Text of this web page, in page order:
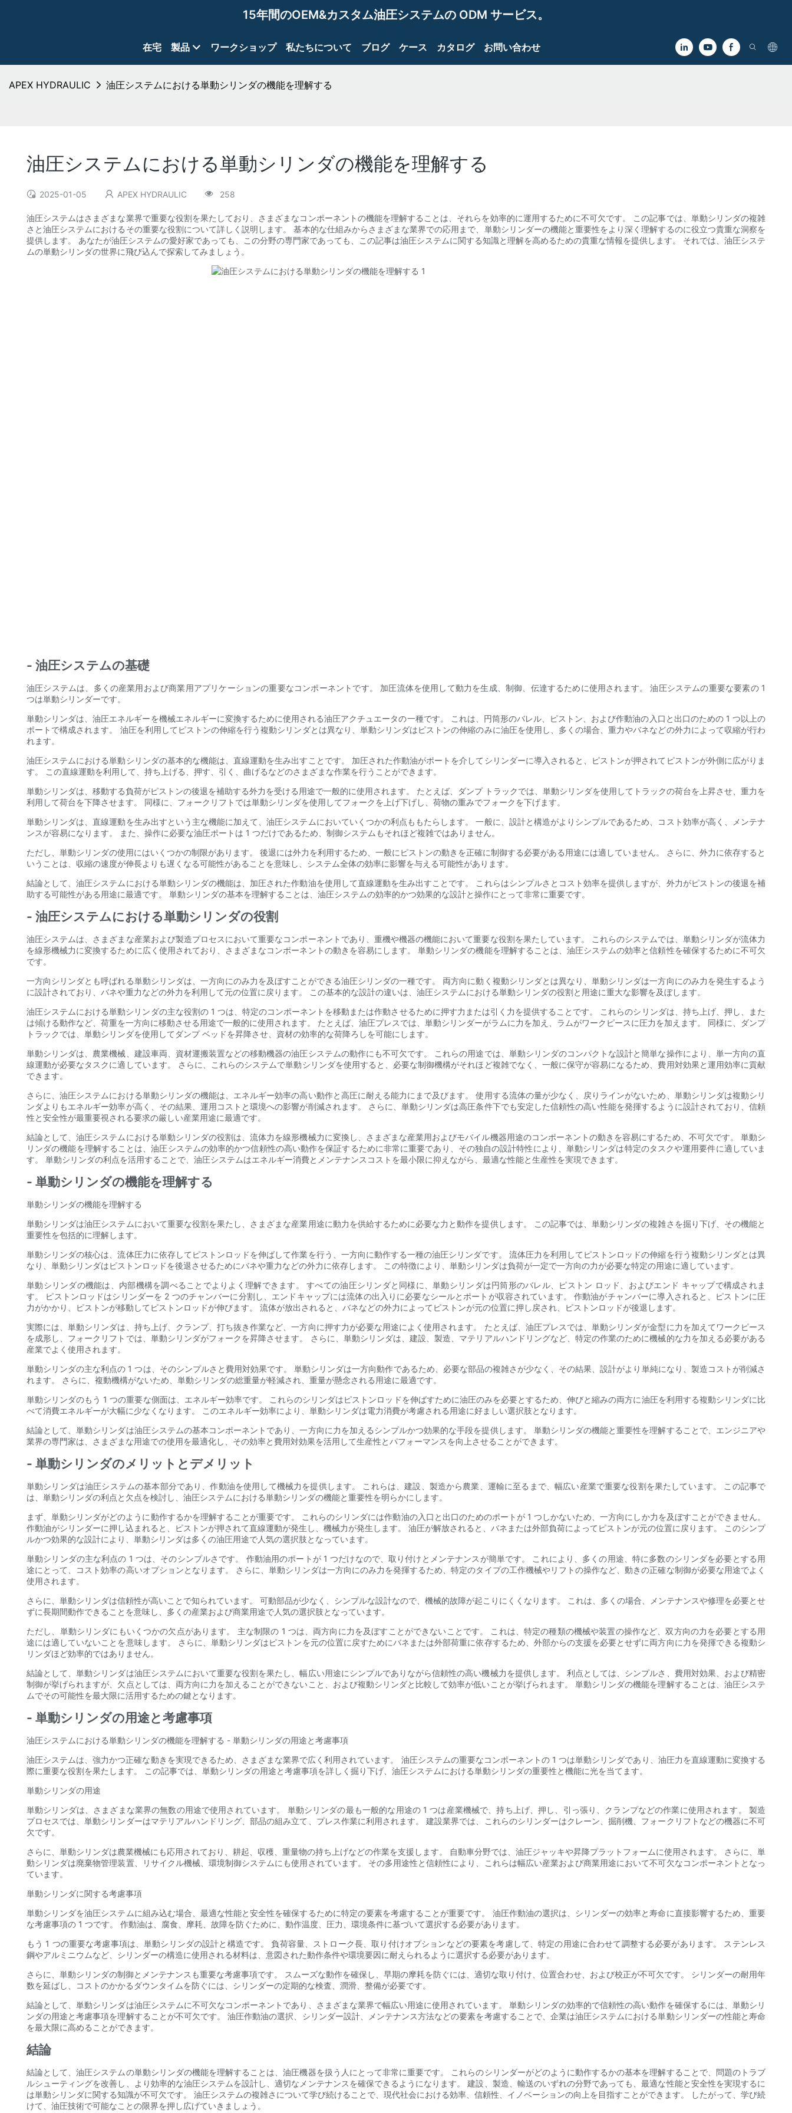
15年間のOEM&カスタム油圧システムの ODM サービス。
在宅 製品 ワークショップ 私たちについて ブログ ケース カタログ お問い合わせ
APEX HYDRAULIC 油圧システムにおける単動シリンダの機能を理解する
油圧システムにおける単動シリンダの機能を理解する
2025-01-05 APEX HYDRAULIC 258
油圧システムはさまざまな業界で重要な役割を果たしており、さまざまなコンポーネントの機能を理解することは、それらを効率的に運用するために不可欠です。 この記事では、単動シリンダの複雑
さと油圧システムにおけるその重要な役割について詳しく説明します。 基本的な仕組みからさまざまな業界での応用まで、単動シリンダーの機能と重要性をより深く理解するのに役立つ貴重な洞察を
提供します。 あなたが油圧システムの愛好家であっても、この分野の専門家であっても、この記事は油圧システムに関する知識と理解を高めるための貴重な情報を提供します。 それでは、油圧システ
ムの単動シリンダの世界に飛び込んで探索してみましょう。
- 油圧システムの基礎
油圧システムは、多くの産業用および商業用アプリケーションの重要なコンポーネントです。 加圧流体を使用して動力を生成、制御、伝達するために使用されます。 油圧システムの重要な要素の 1
つは単動シリンダーです。
単動シリンダは、油圧エネルギーを機械エネルギーに変換するために使用される油圧アクチュエータの一種です。 これは、円筒形のバレル、ピストン、および作動油の入口と出口のための 1 つ以上の
ポートで構成されます。 油圧を利用してピストンの伸縮を行う複動シリンダとは異なり、単動シリンダはピストンの伸縮のみに油圧を使用し、多くの場合、重力やバネなどの外力によって収縮が行わ
れます。
油圧システムにおける単動シリンダの基本的な機能は、直線運動を生み出すことです。 加圧された作動油がポートを介してシリンダーに導入されると、ピストンが押されてピストンが外側に広がりま
す。 この直線運動を利用して、持ち上げる、押す、引く、曲げるなどのさまざまな作業を行うことができます。
単動シリンダは、移動する負荷がピストンの後退を補助する外力を受ける用途で一般的に使用されます。 たとえば、ダンプ トラックでは、単動シリンダを使用してトラックの荷台を上昇させ、重力を
利用して荷台を下降させます。 同様に、フォークリフトでは単動シリンダを使用してフォークを上げ下げし、荷物の重みでフォークを下げます。
単動シリンダは、直線運動を生み出すという主な機能に加えて、油圧システムにおいていくつかの利点ももたらします。 一般に、設計と構造がよりシンプルであるため、コスト効率が高く、メンテナ
ンスが容易になります。 また、操作に必要な油圧ポートは 1 つだけであるため、制御システムもそれほど複雑ではありません。
ただし、単動シリンダの使用にはいくつかの制限があります。 後退には外力を利用するため、一般にピストンの動きを正確に制御する必要がある用途には適していません。 さらに、外力に依存すると
いうことは、収縮の速度が伸長よりも遅くなる可能性があることを意味し、システム全体の効率に影響を与える可能性があります。
結論として、油圧システムにおける単動シリンダの機能は、加圧された作動油を使用して直線運動を生み出すことです。 これらはシンプルさとコスト効率を提供しますが、外力がピストンの後退を補
助する可能性がある用途に最適です。 単動シリンダの基本を理解することは、油圧システムの効率的かつ効果的な設計と操作にとって非常に重要です。
- 油圧システムにおける単動シリンダの役割
油圧システムは、さまざまな産業および製造プロセスにおいて重要なコンポーネントであり、重機や機器の機能において重要な役割を果たしています。 これらのシステムでは、単動シリンダが流体力
を線形機械力に変換するために広く使用されており、さまざまなコンポーネントの動きを容易にします。 単動シリンダの機能を理解することは、油圧システムの効率と信頼性を確保するために不可欠
です。
一方向シリンダとも呼ばれる単動シリンダは、一方向にのみ力を及ぼすことができる油圧シリンダの一種です。 両方向に動く複動シリンダとは異なり、単動シリンダは一方向にのみ力を発生するよう
に設計されており、バネや重力などの外力を利用して元の位置に戻ります。 この基本的な設計の違いは、油圧システムにおける単動シリンダの役割と用途に重大な影響を及ぼします。
油圧システムにおける単動シリンダの主な役割の 1 つは、特定のコンポーネントを移動または作動させるために押す力または引く力を提供することです。 これらのシリンダは、持ち上げ、押し、また
は傾ける動作など、荷重を一方向に移動させる用途で一般的に使用されます。 たとえば、油圧プレスでは、単動シリンダーがラムに力を加え、ラムがワークピースに圧力を加えます。 同様に、ダンプ
トラックでは、単動シリンダを使用してダンプ ベッドを昇降させ、資材の効率的な荷降ろしを可能にします。
単動シリンダは、農業機械、建設車両、資材運搬装置などの移動機器の油圧システムの動作にも不可欠です。 これらの用途では、単動シリンダのコンパクトな設計と簡単な操作により、単一方向の直
線運動が必要なタスクに適しています。 さらに、これらのシステムで単動シリンダを使用すると、必要な制御機構がそれほど複雑でなく、一般に保守が容易になるため、費用対効果と運用効率に貢献
できます。
さらに、油圧システムにおける単動シリンダの機能は、エネルギー効率の高い動作と高圧に耐える能力にまで及びます。 使用する流体の量が少なく、戻りラインがないため、単動シリンダは複動シリ
ンダよりもエネルギー効率が高く、その結果、運用コストと環境への影響が削減されます。 さらに、単動シリンダは高圧条件下でも安定した信頼性の高い性能を発揮するように設計されており、信頼
性と安全性が最重要視される要求の厳しい産業用途に最適です。
結論として、油圧システムにおける単動シリンダの役割は、流体力を線形機械力に変換し、さまざまな産業用およびモバイル機器用途のコンポーネントの動きを容易にするため、不可欠です。 単動シ
リンダの機能を理解することは、油圧システムの効率的かつ信頼性の高い動作を保証するために非常に重要であり、その独自の設計特性により、単動シリンダは特定のタスクや運用要件に適していま
す。 単動シリンダの利点を活用することで、油圧システムはエネルギー消費とメンテナンスコストを最小限に抑えながら、最適な性能と生産性を実現できます。
- 単動シリンダの機能を理解する
単動シリンダの機能を理解する
単動シリンダは油圧システムにおいて重要な役割を果たし、さまざまな産業用途に動力を供給するために必要な力と動作を提供します。 この記事では、単動シリンダの複雑さを掘り下げ、その機能と
重要性を包括的に理解します。
単動シリンダの核心は、流体圧力に依存してピストンロッドを伸ばして作業を行う、一方向に動作する一種の油圧シリンダです。 流体圧力を利用してピストンロッドの伸縮を行う複動シリンダとは異
なり、単動シリンダはピストンロッドを後退させるためにバネや重力などの外力に依存します。 この特徴により、単動シリンダは負荷が一定で一方向の力が必要な特定の用途に適しています。
単動シリンダの機能は、内部機構を調べることでよりよく理解できます。 すべての油圧シリンダと同様に、単動シリンダは円筒形のバレル、ピストン ロッド、およびエンド キャップで構成されま
す。 ピストンロッドはシリンダーを 2 つのチャンバーに分割し、エンドキャップには流体の出入りに必要なシールとポートが収容されています。 作動油がチャンバーに導入されると、ピストンに圧
力がかかり、ピストンが移動してピストンロッドが伸びます。 流体が放出されると、バネなどの外力によってピストンが元の位置に押し戻され、ピストンロッドが後退します。
実際には、単動シリンダは、持ち上げ、クランプ、打ち抜き作業など、一方向に押す力が必要な用途によく使用されます。 たとえば、油圧プレスでは、単動シリンダが金型に力を加えてワークピース
を成形し、フォークリフトでは、単動シリンダがフォークを昇降させます。 さらに、単動シリンダは、建設、製造、マテリアルハンドリングなど、特定の作業のために機械的な力を加える必要がある
産業でよく使用されます。
単動シリンダの主な利点の 1 つは、そのシンプルさと費用対効果です。 単動シリンダは一方向動作であるため、必要な部品の複雑さが少なく、その結果、設計がより単純になり、製造コストが削減さ
れます。 さらに、複動機構がないため、単動シリンダの総重量が軽減され、重量が懸念される用途に最適です。
単動シリンダのもう 1 つの重要な側面は、エネルギー効率です。 これらのシリンダはピストンロッドを伸ばすために油圧のみを必要とするため、伸びと縮みの両方に油圧を利用する複動シリンダに比
べて消費エネルギーが大幅に少なくなります。 このエネルギー効率により、単動シリンダは電力消費が考慮される用途に好ましい選択肢となります。
結論として、単動シリンダは油圧システムの基本コンポーネントであり、一方向に力を加えるシンプルかつ効果的な手段を提供します。 単動シリンダの機能と重要性を理解することで、エンジニアや
業界の専門家は、さまざまな用途での使用を最適化し、その効率と費用対効果を活用して生産性とパフォーマンスを向上させることができます。
- 単動シリンダのメリットとデメリット
単動シリンダは油圧システムの基本部分であり、作動油を使用して機械力を提供します。 これらは、建設、製造から農業、運輸に至るまで、幅広い産業で重要な役割を果たしています。 この記事で
は、単動シリンダの利点と欠点を検討し、油圧システムにおける単動シリンダの機能と重要性を明らかにします。
まず、単動シリンダがどのように動作するかを理解することが重要です。 これらのシリンダには作動油の入口と出口のためのポートが 1 つしかないため、一方向にしか力を及ぼすことができません。
作動油がシリンダーに押し込まれると、ピストンが押されて直線運動が発生し、機械力が発生します。 油圧が解放されると、バネまたは外部負荷によってピストンが元の位置に戻ります。 このシンプ
ルかつ効果的な設計により、単動シリンダは多くの油圧用途で人気の選択肢となっています。
単動シリンダの主な利点の 1 つは、そのシンプルさです。 作動油用のポートが 1 つだけなので、取り付けとメンテナンスが簡単です。 これにより、多くの用途、特に多数のシリンダを必要とする用
途にとって、コスト効率の高いオプションとなります。 さらに、単動シリンダは一方向にのみ力を発揮するため、特定のタイプの工作機械やリフトの操作など、動きの正確な制御が必要な用途でよく
使用されます。
さらに、単動シリンダは信頼性が高いことで知られています。 可動部品が少なく、シンプルな設計なので、機械的故障が起こりにくくなります。 これは、多くの場合、メンテナンスや修理を必要とせ
ずに長期間動作できることを意味し、多くの産業および商業用途で人気の選択肢となっています。
ただし、単動シリンダにもいくつかの欠点があります。 主な制限の 1 つは、両方向に力を及ぼすことができないことです。 これは、特定の種類の機械や装置の操作など、双方向の力を必要とする用
途には適していないことを意味します。 さらに、単動シリンダはピストンを元の位置に戻すためにバネまたは外部荷重に依存するため、外部からの支援を必要とせずに両方向に力を発揮できる複動シ
リンダほど効率的ではありません。
結論として、単動シリンダは油圧システムにおいて重要な役割を果たし、幅広い用途にシンプルでありながら信頼性の高い機械力を提供します。 利点としては、シンプルさ、費用対効果、および精密
制御が挙げられますが、欠点としては、両方向に力を加えることができないこと、および複動シリンダと比較して効率が低いことが挙げられます。 単動シリンダの機能を理解することは、油圧システ
ムでその可能性を最大限に活用するための鍵となります。
- 単動シリンダの用途と考慮事項
油圧システムにおける単動シリンダの機能を理解する - 単動シリンダの用途と考慮事項
油圧システムは、強力かつ正確な動きを実現できるため、さまざまな業界で広く利用されています。 油圧システムの重要なコンポーネントの 1 つは単動シリンダであり、油圧力を直線運動に変換する
際に重要な役割を果たします。 この記事では、単動シリンダの用途と考慮事項を詳しく掘り下げ、油圧システムにおける単動シリンダの重要性と機能に光を当てます。
単動シリンダの用途
単動シリンダは、さまざまな業界の無数の用途で使用されています。 単動シリンダの最も一般的な用途の 1 つは産業機械で、持ち上げ、押し、引っ張り、クランプなどの作業に使用されます。 製造
プロセスでは、単動シリンダーはマテリアルハンドリング、部品の組み立て、プレス作業に利用されます。 建設業界では、これらのシリンダーはクレーン、掘削機、フォークリフトなどの機器に不可
欠です。
さらに、単動シリンダは農業機械にも応用されており、耕起、収穫、重量物の持ち上げなどの作業を支援します。 自動車分野では、油圧ジャッキや昇降プラットフォームに使用されます。 さらに、単
動シリンダは廃棄物管理装置、リサイクル機械、環境制御システムにも使用されています。 その多用途性と信頼性により、これらは幅広い産業および商業用途において不可欠なコンポーネントとなっ
ています。
単動シリンダに関する考慮事項
単動シリンダを油圧システムに組み込む場合、最適な性能と安全性を確保するために特定の要素を考慮することが重要です。 油圧作動油の選択は、シリンダーの効率と寿命に直接影響するため、重要
な考慮事項の 1 つです。 作動油は、腐食、摩耗、故障を防ぐために、動作温度、圧力、環境条件に基づいて選択する必要があります。
もう 1 つの重要な考慮事項は、単動シリンダの設計と構造です。 負荷容量、ストローク長、取り付けオプションなどの要素を考慮して、特定の用途に合わせて調整する必要があります。 ステンレス
鋼やアルミニウムなど、シリンダーの構造に使用される材料は、意図された動作条件や環境要因に耐えられるように選択する必要があります。
さらに、単動シリンダの制御とメンテナンスも重要な考慮事項です。 スムーズな動作を確保し、早期の摩耗を防ぐには、適切な取り付け、位置合わせ、および校正が不可欠です。 シリンダーの耐用年
数を延ばし、コストのかかるダウンタイムを防ぐには、シリンダーの定期的な検査、潤滑、整備が必要です。
結論として、単動シリンダは油圧システムに不可欠なコンポーネントであり、さまざまな業界で幅広い用途に使用されています。 単動シリンダの効率的で信頼性の高い動作を確保するには、単動シリ
ンダの用途と考慮事項を理解することが不可欠です。 油圧作動油の選択、シリンダー設計、メンテナンス方法などの要素を考慮することで、企業は油圧システムにおける単動シリンダーの性能と寿命
を最大限に高めることができます。
結論
結論として、油圧システムの単動シリンダの機能を理解することは、油圧機器を扱う人にとって非常に重要です。 これらのシリンダーがどのように動作するかの基本を理解することで、問題のトラブ
ルシューティングを改善し、より効率的な油圧システムを設計し、適切なメンテナンスを確保できるようになります。 建設、製造、輸送のいずれの分野であっても、最適な性能と安全性を実現するに
は単動シリンダに関する知識が不可欠です。 油圧システムの複雑さについて学び続けることで、現代社会における効率、信頼性、イノベーションの向上を目指すことができます。 したがって、学び続
けて、油圧技術で可能なことの限界を押し広げていきましょう。